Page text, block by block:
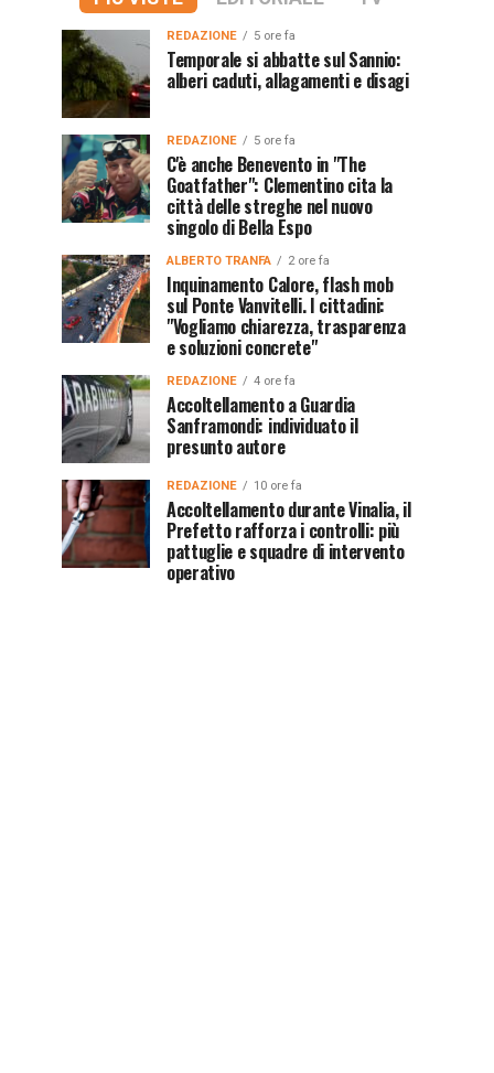
REDAZIONE 5 ore fa
Temporale si abbatte sul Sannio:
alberi caduti, allagamenti e disagi
REDAZIONE 5 ore fa
C'è anche Benevento in "The
Goatfather": Clementino cita la
città delle streghe nel nuovo
singolo di Bella Espo
ALBERTO TRANFA 2 ore fa
Inquinamento Calore, flash mob
sul Ponte Vanvitelli. I cittadini:
"Vogliamo chiarezza, trasparenza
e soluzioni concrete"
REDAZIONE 4 ore fa
Accoltellamento a Guardia
Sanframondi: individuato il
presunto autore
REDAZIONE 10 ore fa
Accoltellamento durante Vinalia, il
Prefetto rafforza i controlli: più
pattuglie e squadre di intervento
operativo